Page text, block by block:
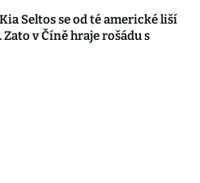
Seltos se od té americké liší
v Číně hraje rošádu s